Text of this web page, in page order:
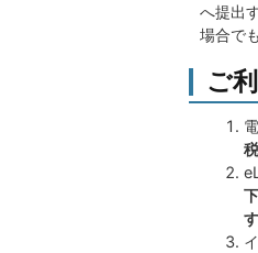
へ提出
場合で
ご
す